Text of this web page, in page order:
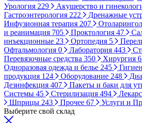
Урология 229 Акушерство и
Гастроэнтерология 222 Дренажные
Инфузионная терапия 207
и реанимация 705 Проктология 47
инъекционные 23 Ортопедия 5
Офтальмология 0 Лаборатория 443
Перевязочные средства 350 Хирургия
Одноразовая одежда и белье 245
продукция 124 Оборудование 248
Дезинфекция 407 Пакеты и баки для
Системы 45 Стерилизация 494
Шприцы 243 Прочее 67 Услуги и
Выберите свой склад